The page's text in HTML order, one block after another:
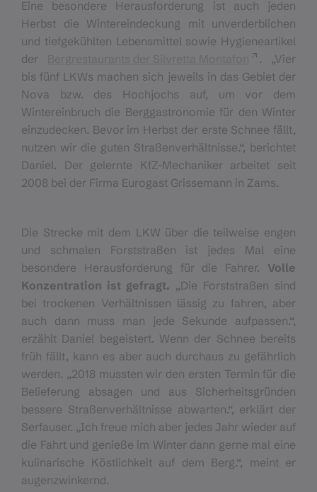
Eine besondere Herausforderung ist auch jeden
Herbst die Wintereindeckung mit unverderblichen
und tiefgekühlten Lebensmittel sowie Hygieneartikel
der
. „Vier
bis fünf LKWs machen sich jeweils in das Gebiet der
Nova bzw. des Hochjochs auf, um vor dem
Wintereinbruch die Berggastronomie für den Winter
einzudecken. Bevor im Herbst der erste Schnee fällt,
nutzen wir die guten Straßenverhältnisse.“, berichtet
Daniel. Der gelernte KfZ-Mechaniker arbeitet seit
2008 bei der Firma Eurogast Grissemann in Zams.
Die Strecke mit dem LKW über die teilweise engen
und schmalen Forststraßen ist jedes Mal eine
besondere Herausforderung für die Fahrer. Volle
Konzentration ist gefragt. „Die Forststraßen sind
bei trockenen Verhältnissen lässig zu fahren, aber
auch dann muss man jede Sekunde aufpassen.“,
erzählt Daniel begeistert. Wenn der Schnee bereits
früh fällt, kann es aber auch durchaus zu gefährlich
werden. „2018 mussten wir den ersten Termin für die
Belieferung absagen und aus Sicherheitsgründen
bessere Straßenverhältnisse abwarten.“, erklärt der
Serfauser. „Ich freue mich aber jedes Jahr wieder auf
die Fahrt und genieße im Winter dann gerne mal eine
kulinarische Köstlichkeit auf dem Berg.“, meint er
augenzwinkernd.